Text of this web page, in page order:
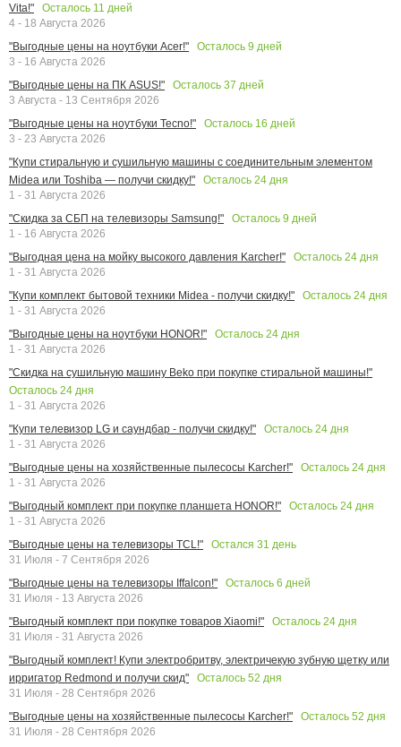
Vita!"
Осталось 11 дней
4 - 18 Августа 2026
"Выгодные цены на ноутбуки Acer!"
Осталось 9 дней
3 - 16 Августа 2026
"Выгодные цены на ПК ASUS!"
Осталось 37 дней
3 Августа - 13 Сентября 2026
"Выгодные цены на ноутбуки Tecno!"
Осталось 16 дней
3 - 23 Августа 2026
"Купи стиральную и сушильную машины с соединительным элементом
Midea или Toshiba — получи скидку!"
Осталось 24 дня
1 - 31 Августа 2026
"Скидка за СБП на телевизоры Samsung!"
Осталось 9 дней
1 - 16 Августа 2026
"Выгодная цена на мойку высокого давления Karcher!"
Осталось 24 дня
1 - 31 Августа 2026
"Купи комплект бытовой техники Midea - получи скидку!"
Осталось 24 дня
1 - 31 Августа 2026
"Выгодные цены на ноутбуки HONOR!"
Осталось 24 дня
1 - 31 Августа 2026
"Скидка на сушильную машину Beko при покупке стиральной машины!"
Осталось 24 дня
1 - 31 Августа 2026
"Купи телевизор LG и саундбар - получи скидку!"
Осталось 24 дня
1 - 31 Августа 2026
"Выгодные цены на хозяйственные пылесосы Karcher!"
Осталось 24 дня
1 - 31 Августа 2026
"Выгодный комплект при покупке планшета HONOR!"
Осталось 24 дня
1 - 31 Августа 2026
"Выгодные цены на телевизоры TCL!"
Остался 31 день
31 Июля - 7 Сентября 2026
"Выгодные цены на телевизоры Iffalcon!"
Осталось 6 дней
31 Июля - 13 Августа 2026
"Выгодный комплект при покупке товаров Xiaomi!"
Осталось 24 дня
31 Июля - 31 Августа 2026
"Выгодный комплект! Купи электробритву, электричекую зубную щетку или
ирригатор Redmond и получи скид"
Осталось 52 дня
31 Июля - 28 Сентября 2026
"Выгодные цены на хозяйственные пылесосы Karcher!"
Осталось 52 дня
31 Июля - 28 Сентября 2026